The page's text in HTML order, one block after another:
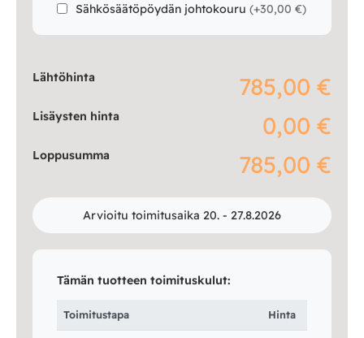
Sähkösäätöpöydän johtokouru (+30,00 €)
Lähtöhinta 785,00 €
Lisäysten hinta 0,00 €
Loppusumma 785,00 €
Arvioitu toimitusaika 20. - 27.8.2026
Tämän tuotteen toimituskulut:
Toimitustapa Hinta